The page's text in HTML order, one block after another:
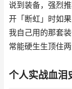
说到装备，强烈
开「断虹」时如
我自己用的那套
常能硬生生顶住两
个人实战血泪